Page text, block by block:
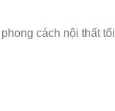
cách nội thất tối